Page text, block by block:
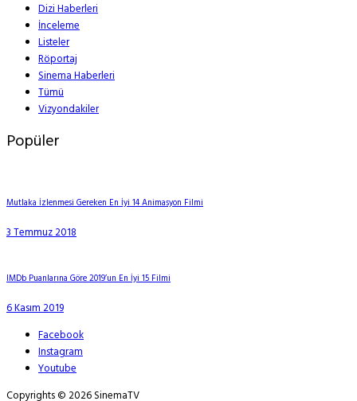
Dizi Haberleri
İnceleme
Listeler
Röportaj
Sinema Haberleri
Tümü
Vizyondakiler
Popüler
Mutlaka İzlenmesi Gereken En İyi 14 Animasyon Filmi
3 Temmuz 2018
IMDb Puanlarına Göre 2019’un En İyi 15 Filmi
6 Kasım 2019
Facebook
Instagram
Youtube
Copyrights © 2026 SinemaTV